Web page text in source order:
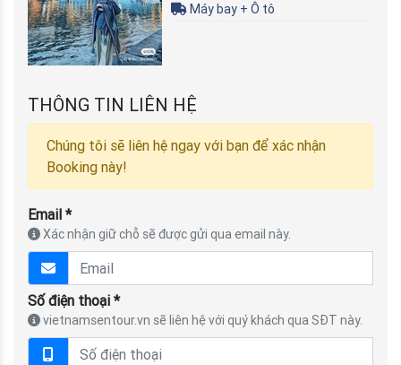
THÔNG TIN LIÊN HỆ
Chúng tôi sẽ liên hệ ngay với bạn để xác nhận
Booking này!
Email *
Xác nhận giữ chỗ sẽ được gửi qua email này.
Số điện thoại *
vietnamsentour.vn sẽ liên hệ với quý khách qua SĐT này.
Máy bay + Ô tô